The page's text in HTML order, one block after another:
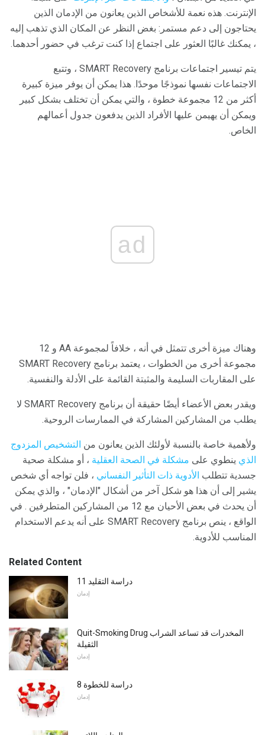
الإنترنت. هذه نعمة للأشخاص الذين يعانون من الإدمان الذين
يحتاجون إلى دعم مستمر: بغض النظر عن المكان الذي تذهب إليه
، يمكنك غالبًا العثور على اجتماع إذا كنت ترغب في حضور أحدهما.
يتم تيسير اجتماعات برنامج SMART Recovery ، وتتبع
الاجتماعات نفسها نموذجًا موحدًا. هذا يمكن أن يوفر ميزة كبيرة
أكثر من 12 مجموعة خطوة ، والتي يمكن أن تختلف بشكل كبير
ويمكن أن يهيمن عليها الأفراد الذين يدفعون جدول أعمالهم
الخاص.
ad
وهناك ميزة أخرى تتمثل في أنه ، خلافاً لمجموعة AA و 12
مجموعة أخرى من الخطوات ، يعتمد برنامج SMART Recovery
على المقاربات السليمة والمثبتة القائمة على الأدلة والنفسية.
ويقدر بعض الأعضاء أيضًا حقيقة أن برنامج SMART Recovery لا
يطلب من المشاركين المشاركة في الممارسات الروحية.
ولأهمية خاصة بالنسبة لأولئك الذين يعانون من التشخيص المزدوج
الذي ينطوي على مشكلة في الصحة العقلية ، أو مشكلة صحية
جسدية تتطلب الأدوية ذات التأثير النفساني ، فلن تواجه أي شخص
يشير إلى أن هذا هو شكل آخر من أشكال "الإدمان" ، والذي يمكن
أن يحدث في بعض الأحيان مع 12 من المشاركين المتطرفين . في
الواقع ، ينص برنامج SMART Recovery على أنه يدعم الاستخدام
المناسب للأدوية.
Related Content
دراسة التقليد 11
إدمان
Quit-Smoking Drug المخدرات قد تساعد الشراب
الثقيلة
إدمان
دراسة للخطوة 8
إدمان